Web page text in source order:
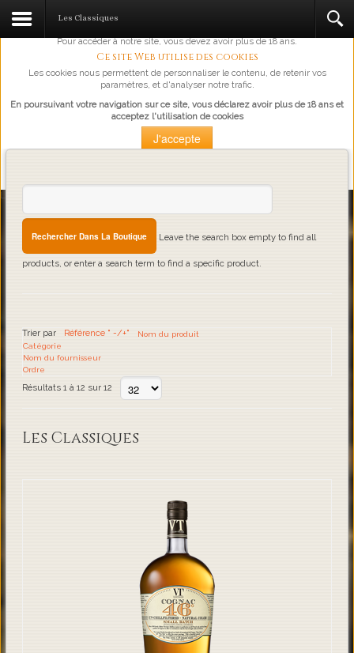
L'abus d'alcool est dangereux pour la santé, à consommer avec
Pour accéder à notre site, vous devez avoir plus de 18 ans.
Ce site Web utilise des cookies
Les cookies nous permettent de personnaliser le contenu, de retenir vos
paramètres, et d'analyser notre trafic.
En poursuivant votre navigation sur ce site, vous déclarez avoir plus de 18 ans et
acceptez l'utilisation de cookies
J'accepte
Loading...
Les Classiques
Leave the search box empty to find all
products, or enter a search term to find a specific product.
Trier par Référence " -/+"
Nom du produit
Catégorie
Nom du fournisseur
Ordre
Résultats 1 à 12 sur 12
Les Classiques